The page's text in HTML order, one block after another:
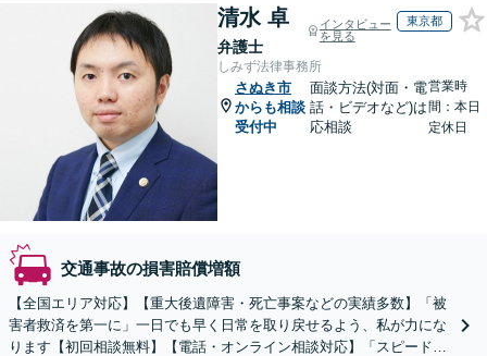
清水 卓
弁護士
インタビュー
を見る
東京都
しみず法律事務所
さぬき市
からも相談
受付中
面談方法(対面・電
話・ビデオなど)は
応相談
営業時
間：本日
定休日
交通事故の損害賠償増額
【全国エリア対応】【重大後遺障害・死亡事案などの実績多数】「被
害者救済を第一に」一日でも早く日常を取り戻せるよう、私が力にな
ります【初回相談無料】【電話・オンライン相談対応】「スピード対